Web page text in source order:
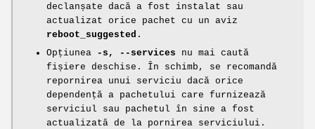
declanșate dacă a fost instalat sau
actualizat orice pachet cu un aviz
reboot_suggested .
Opțiunea
-s, --services nu mai caută
fișiere deschise. În schimb, se recomandă
repornirea unui serviciu dacă orice
dependență a pachetului care furnizează
serviciul sau pachetul în sine a fost
actualizată de la pornirea serviciului.